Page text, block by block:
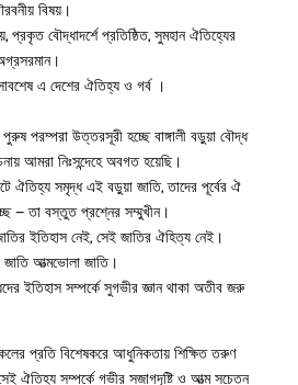
বিষয়।
বৌদ্ধাদর্শে প্রতিষ্ঠিত, সুমহান ঐতিহ্যের
এ দেশের ঐতিহ্য ও গর্ব ।
পরম্পরা উত্তরসূরী হচ্ছে বাঙ্গালী বড়ুয়া বৌদ্ধ
আমরা নিঃসন্দেহে অবগত হয়েছি।
ঐতিহ্য সমৃদ্ধ এই বড়ুয়া জাতি, তাদের পূর্বের ঐ
– তা বস্তুত প্রশ্নের সম্মুখীন।
ইতিহাস নেই, সেই জাতির ঐহিত্য নেই।
জাতি আত্মভোলা জাতি।
ইতিহাস সম্পর্কে সুগভীর জ্ঞান থাকা অতীব জরু
প্রতি বিশেষকরে আধুনিকতায় শিক্ষিত তরুণ
ঐতিহ্য সম্পর্কে গভীর সজাগদৃষ্টি ও আত্ম সচেতন